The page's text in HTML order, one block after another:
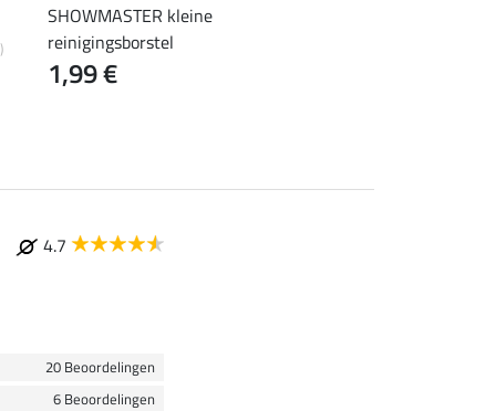
SHOWMASTER kleine
reinigingsborstel
1,99 €
4.7
20 Beoordelingen
6 Beoordelingen